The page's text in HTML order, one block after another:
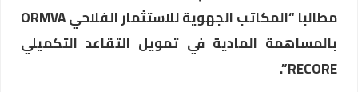
مطالبا “المكاتب الجهوية للاستثمار الفلاحي ORMVA
بالمساهمة المادية في تمويل التقاعد التكميلي
RECORE”.